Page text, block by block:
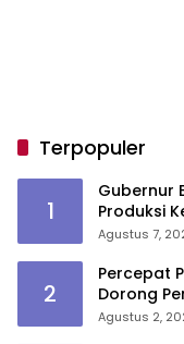
Terpopuler
1
Gubernur
Produksi
Agustus 7,
2
Percepat
Dorong
Medan
Agustus 2,